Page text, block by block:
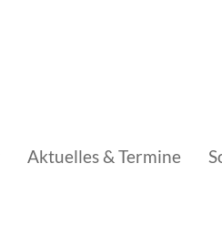
Aktuelles & Termine